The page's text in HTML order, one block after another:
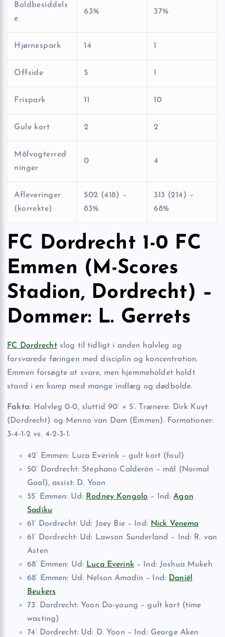
Boldbesiddels
e
63% 37%
Hjørnespark 14 1
Offside 5 1
Frispark 11 10
Gule kort 2 2
Målvogterred
ninger
0 4
Afleveringer
(korrekte)
502 (418) –
83%
313 (214) –
68%
FC Dordrecht 1-0 FC
Emmen (M-Scores
Stadion, Dordrecht) –
Dommer: L. Gerrets
FC Dordrechtslog til tidligt i anden halvleg og
forsvarede føringen med disciplin og koncentration.
Emmen forsøgte at svare, men hjemmeholdet holdt
stand i en kamp med mange indlæg og dødbolde.
Fakta: Halvleg 0-0, sluttid 90’ + 5’. Trænere: Dirk Kuyt
(Dordrecht) og Menno van Dam (Emmen). Formationer:
3-4-1-2 vs. 4-2-3-1.
42’ Emmen: Luca Everink – gult kort (foul)
50’ Dordrecht: Stephano Calderón – mål (Normal
Goal), assist: D. Yoon
55’ Emmen: Ud: Rodney Kongolo – Ind:Agon
Sadiku
61’ Dordrecht: Ud: Joey Bie – Ind: Nick Venema
61’ Dordrecht: Ud: Lawson Sunderland – Ind: R. van
Asten
68’ Emmen: Ud: Luca Everink– Ind: Joshua Mukeh
68’ Emmen: Ud: Nelson Amadin – Ind: Daniël
Beukers
73’ Dordrecht: Yoon Do-young – gult kort (time
wasting)
74’ Dordrecht: Ud: D. Yoon – Ind: George Aken